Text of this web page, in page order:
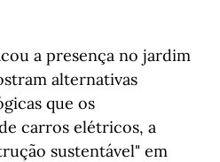
a presença no jardim
alternativas
que os
carros elétricos, a
sustentável" em